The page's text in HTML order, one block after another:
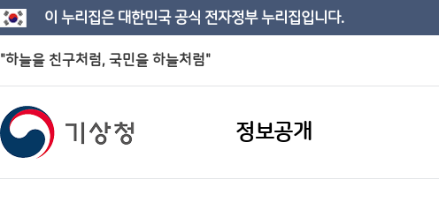
이 누리집은 대한민국 공식 전자정부 누리집입니다.
"하늘을 친구처럼, 국민을 하늘처럼"
정보공개